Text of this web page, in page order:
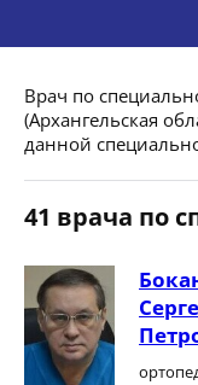
Врач по
(Архангельская
данной
41 врача по